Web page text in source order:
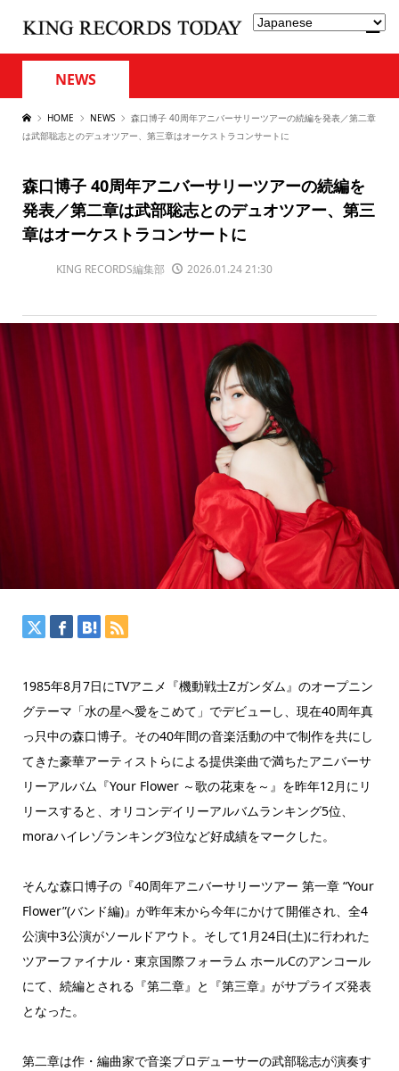
NEWS
HOME NEWS
森口博子 40周年アニバーサリーツアーの続編を発表／第二章
は武部聡志とのデュオツアー、第三章はオーケストラコンサートに
森口博子 40周年アニバーサリーツアーの続編を
発表／第二章は武部聡志とのデュオツアー、第三
章はオーケストラコンサートに
KING RECORDS編集部 2026.01.24 21:30
1985年8月7日にTVアニメ『機動戦士Zガンダム』のオープニン
グテーマ「水の星へ愛をこめて」でデビューし、現在40周年真
っ只中の森口博子。その40年間の音楽活動の中で制作を共にし
てきた豪華アーティストらによる提供楽曲で満ちたアニバーサ
リーアルバム『Your Flower ～歌の花束を～』を昨年12月にリ
リースすると、オリコンデイリーアルバムランキング5位、
moraハイレゾランキング3位など好成績をマークした。
そんな森口博子の『40周年アニバーサリーツアー 第一章 “Your
Flower”(バンド編)』が昨年末から今年にかけて開催され、全4
公演中3公演がソールドアウト。そして1月24日(土)に行われた
ツアーファイナル・東京国際フォーラム ホールCのアンコール
にて、続編とされる『第二章』と『第三章』がサプライズ発表
となった。
第二章は作・編曲家で音楽プロデューサーの武部聡志が演奏す